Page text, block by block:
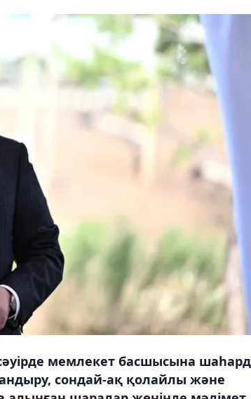
мемлекет басшысына
сондай-ақ қолайлы және